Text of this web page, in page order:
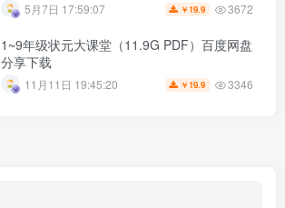
5月7日 17:59:07 ￥ 19.9 3672
1~9年级状元大课堂（11.9G PDF）百度网盘
分享下载
11月11日 19:45:20 ￥ 19.9 3346